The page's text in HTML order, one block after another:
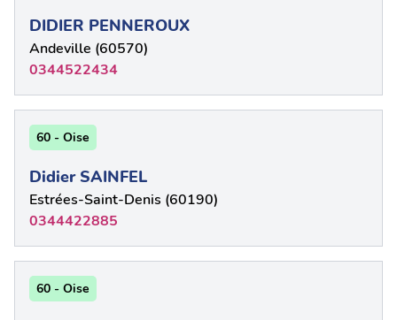
DIDIER PENNEROUX
Andeville (60570)
0344522434
60 - Oise
Didier SAINFEL
Estrées-Saint-Denis (60190)
0344422885
60 - Oise